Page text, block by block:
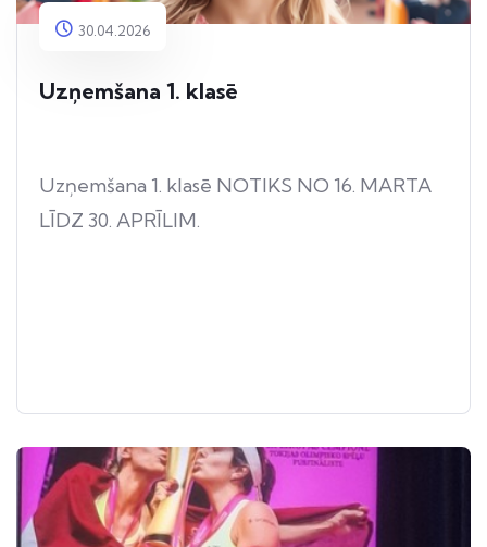
30.04.2026
Uzņemšana 1. klasē
Uzņemšana 1. klasē NOTIKS NO 16. MARTA
LĪDZ 30. APRĪLIM.